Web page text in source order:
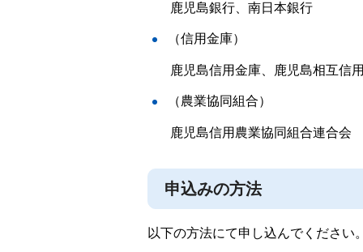
鹿児島銀行、南日本銀行
（信用金庫）
鹿児島信用金庫、鹿児島相互信
（農業協同組合）
鹿児島信用農業協同組合連合会
申込みの方法
以下の方法にて申し込んでください。